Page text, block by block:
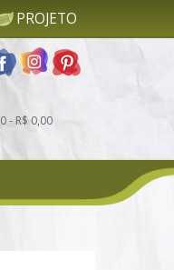
PROJETO
0 - R$ 0,00